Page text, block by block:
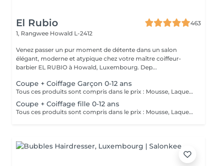
El Rubio
463
1, Rangwee Howald L-2412
Venez passer un pur moment de détente dans un salon
élégant, moderne et atypique chez votre maître coiffeur-
barbier EL RUBIO à Howald, Luxembourg. Dep...
Coupe + Coiffage Garçon 0-12 ans
Tous ces produits sont compris dans le prix : Mousse, Laque, Gel, Soin démêlant, Shampoing spécifique. Tous les produits que nous utilisons sont des produits de qualité professionnelle.
Coupe + Coiffage fille 0-12 ans
Tous ces produits sont compris dans le prix : Mousse, Laque, Gel, Soin démêlant, Shampoing spécifique. Tous les produits que nous utilisons sont des produits de qualité professionnelle.